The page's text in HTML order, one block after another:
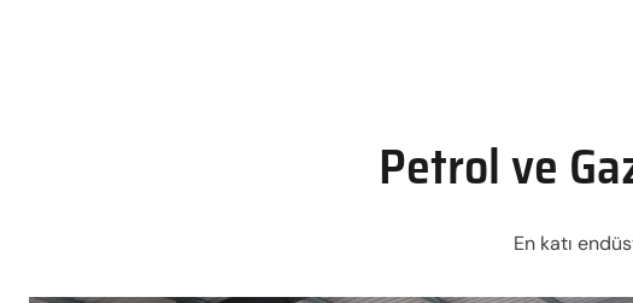
Petrol ve
En katı